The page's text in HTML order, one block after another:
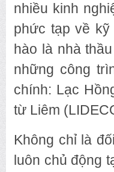
nhiều kinh
phức tạp về
hào là nhà
những công
chính: Lạc
từ Liêm
Không chỉ là
luôn chủ động